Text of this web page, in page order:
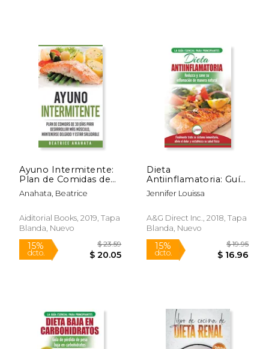
dcto. $ 37.97 dcto.
Rápido
Ayuno Intermitente:
Plan de Comidas de
30 Dias Para
Desarrollar mas
Delgado y Estar
Saludable
Anahata, Beatrice
Aiditorial Books, 2019, Tapa
Blanda, Nuevo
Dieta
Antiinflamatoria: Guía
Para Principiantes
Para Curar
Inflamación, Tratar el
Sistema Inmune,
en Español
Jennifer Louissa
A&G Direct Inc., 2018, Tapa
Blanda, Nuevo